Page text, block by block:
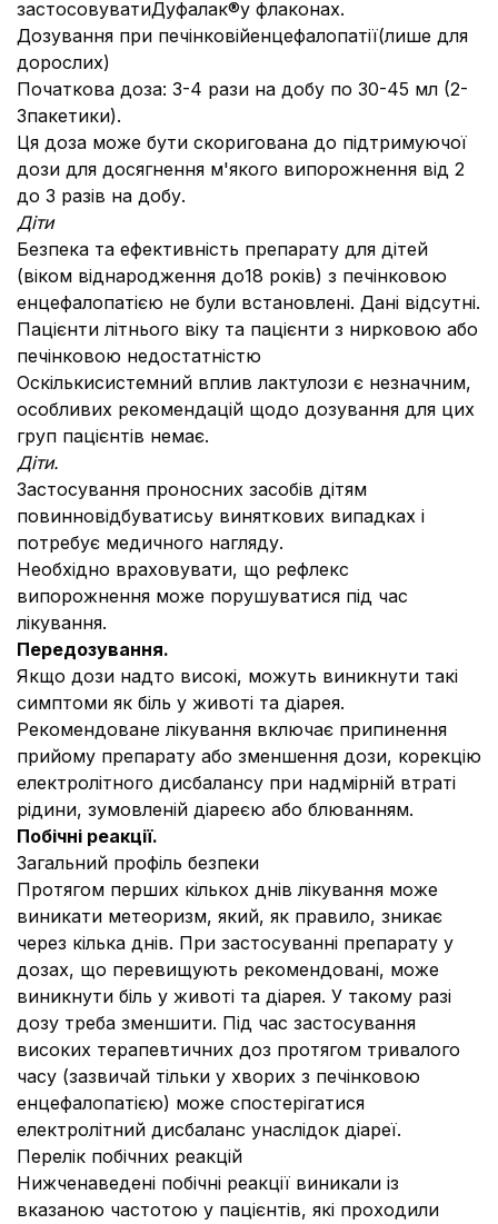
застосовуватиДуфалак®у флаконах.
Дозування при печінковійенцефалопатії(лише для
дорослих)
Початкова доза: 3-4 рази на добу по 30-45 мл (2-
3пакетики).
Ця доза може бути скоригована до підтримуючої
дози для досягнення м'якого випорожнення від 2
до 3 разів на добу.
Діти
Безпека та ефективність препарату для дітей
(віком віднародження до18 років) з печінковою
енцефалопатією не були встановлені. Дані відсутні.
Пацієнти літнього віку та пацієнти з нирковою або
печінковою недостатністю
Оскількисистемний вплив лактулози є незначним,
особливих рекомендацій щодо дозування для цих
груп пацієнтів немає.
Діти.
Застосування проносних засобів дітям
повинновідбуватисьу виняткових випадках і
потребує медичного нагляду.
Необхідно враховувати, що рефлекс
випорожнення може порушуватися під час
лікування.
Передозування.
Якщо дози надто високі, можуть виникнути такі
симптоми як біль у животі та діарея.
Рекомендоване лікування включає припинення
прийому препарату або зменшення дози, корекцію
електролітного дисбалансу при надмірній втраті
рідини, зумовленій діареєю або блюванням.
Побічні реакції.
Загальний профіль безпеки
Протягом перших кількох днів лікування може
виникати метеоризм, який, як правило, зникає
через кілька днів. При застосуванні препарату у
дозах, що перевищують рекомендовані, може
виникнути біль у животі та діарея. У такому разі
дозу треба зменшити. Під час застосування
високих терапевтичних доз протягом тривалого
часу (зазвичай тільки у хворих з печінковою
енцефалопатією) може спостерігатися
електролітний дисбаланс унаслідок діареї.
Перелік побічних реакцій
Нижченаведені побічні реакції виникали із
вказаною частотою у пацієнтів, які проходили